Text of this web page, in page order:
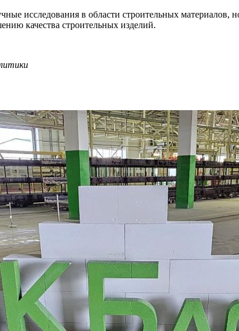
исследования в области строительных
качества строительных изделий.